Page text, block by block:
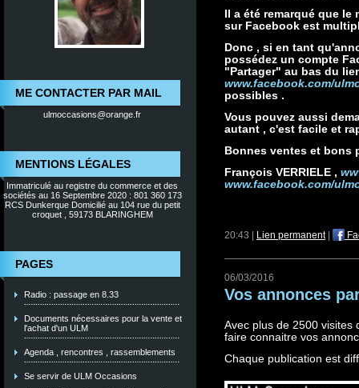
ME CONTACTER PAR MAIL
ulmoccasions@orange.fr
MENTIONS LÉGALES
Immatriculé au registre du commerce et des
sociétés au 16 Septembre 2020 : 801 360 173
RCS Dunkerque Domicilié au 104 rue du petit
croquet , 59173 BLARINGHEM
PAGES
Radio : passage en 8.33
Documents nécessaires pour la vente et
l'achat d'un ULM
Agenda , rencontres , rassemblements
Se servir de ULM Occasions
Il a été remarqué que
sur Facebook est
Donc , si en tant
possédez un compte
"Partager" au bas du
www.facebook.com/
possibles .
Vous pouvez aussi
autant , c'est facile et
Bonnes ventes et bons
François VERRIELE ,
www.facebook.com/
20:43 | Lien permanent|
06/03/2016
Vos annonces
Avec plus de 2500 visites
faire connaitre vos
Chaque publication est